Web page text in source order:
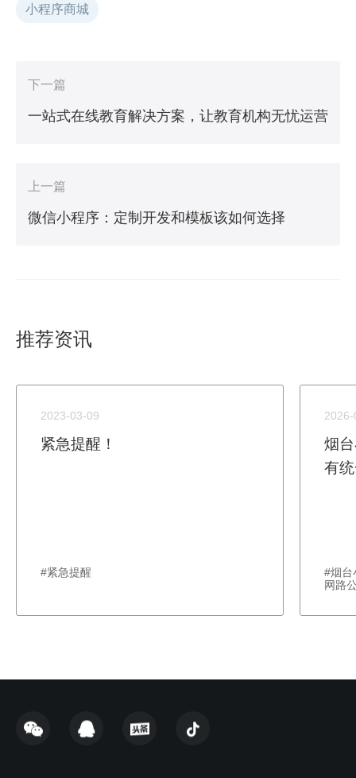
小程序商城
下一篇
一站式在线教育解决方案，让教育机构无忧运营
上一篇
微信小程序：定制开发和模板该如何选择
推荐资讯
2023-03-09
紧急提醒！
#紧急提醒
烟
有
#烟
网路